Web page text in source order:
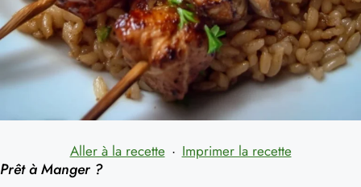
Aller à la recette · Imprimer la recette
Prêt à Manger ?